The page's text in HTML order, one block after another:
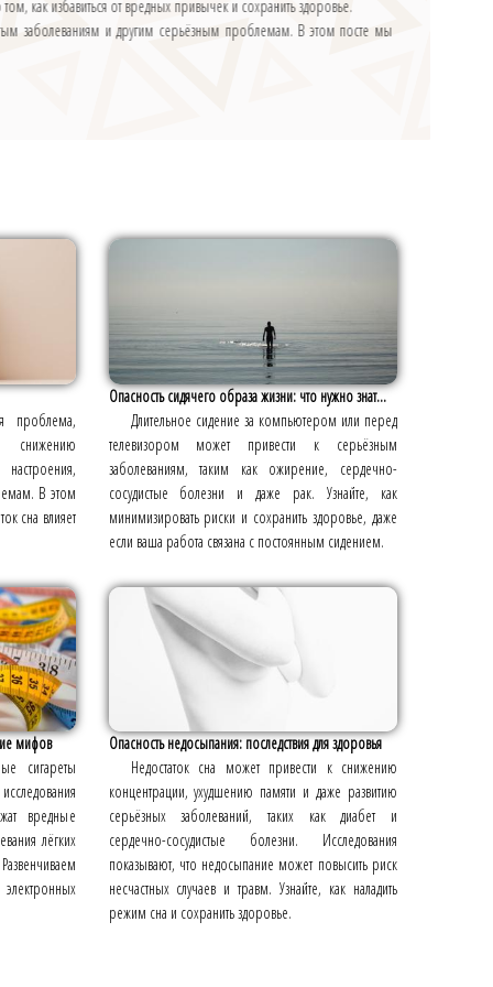
как избавиться от вредных привычек и сохранить здоровье.
заболеваниям и другим серьёзным проблемам. В этом посте мы
проблема,
В этом
сна влияет
Опасность сидячего образа жизни: что нужно знат...
Длительное сидение за компьютером или перед
телевизором может привести к серьёзным
заболеваниям, таким как ожирение, сердечно-
сосудистые болезни и даже рак. Узнайте, как
минимизировать риски и сохранить здоровье, даже
если ваша работа связана с постоянным сидением.
мифов
сигареты
вредные
лёгких
Опасность недосыпания: последствия для здоровья
Недостаток сна может привести к снижению
концентрации, ухудшению памяти и даже развитию
серьёзных заболеваний, таких как диабет и
сердечно-сосудистые болезни. Исследования
показывают, что недосыпание может повысить риск
несчастных случаев и травм. Узнайте, как наладить
режим сна и сохранить здоровье.